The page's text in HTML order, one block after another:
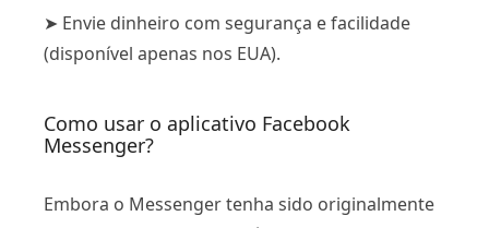
➤ Envie dinheiro com segurança e facilidade
(disponível apenas nos EUA).
Como usar o aplicativo Facebook
Messenger?
Embora o Messenger tenha sido originalmente